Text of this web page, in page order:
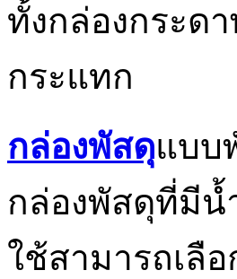
ทั้งกล่องกระด
กระแทก
กล่องพัสดุแบบ
กล่องพัสดุที่มีน้
ใช้สามารถเลื